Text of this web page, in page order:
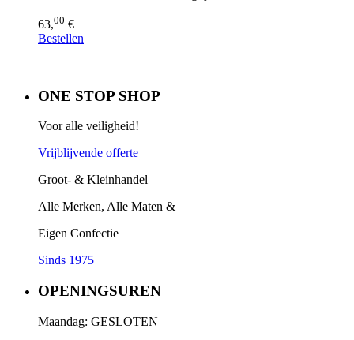
63,00 €
Bestellen
ONE STOP SHOP
Voor alle veiligheid!
Vrijblijvende offerte
Groot- & Kleinhandel
Alle Merken, Alle Maten &
Eigen Confectie
Sinds 1975
OPENINGSUREN
Maandag: GESLOTEN